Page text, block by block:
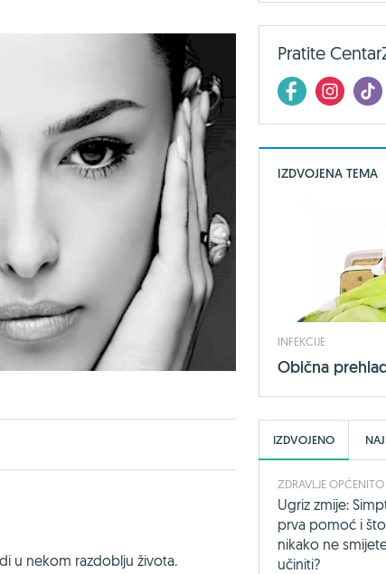
u nekom razdoblju života.
Pratite
IZDVOJENA TEMA
INFEKCIJE
Obična
IZDVOJENO
ZDRAVLJE OPĆENITO
Ugriz zmije:
prva pomoć i što
nikako ne
učiniti?